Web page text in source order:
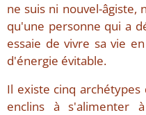
ne suis ni nouvel-âgiste,
qu'une personne qui a
essaie de vivre sa vie
d'énergie évitable.
Il existe cinq
enclins à s'alimenter